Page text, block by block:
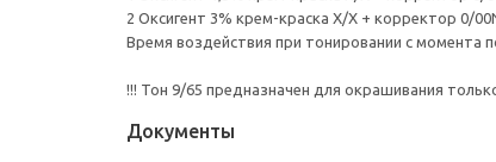
2 Оксигент 3% крем-краска Х/Х + корректор 0/
Время воздействия при тонировании с момента
!!! Тон 9/65 предназначен для окрашивания
Документы